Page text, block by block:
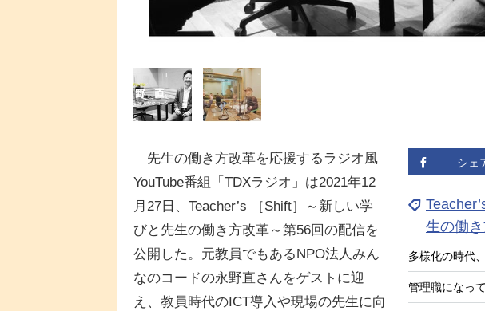
シェ
生の働
先生の働き方改革を応援するラジオ風
YouTube番組「TDXラジオ」は2021年12
月27日、Teacher’s ［Shift］～新しい学
びと先生の働き方改革～第56回の配信を
公開した。元教員でもあるNPO法人みん
なのコードの永野直さんをゲストに迎
え、教員時代のICT導入や現場の先生に向